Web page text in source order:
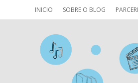
INICIO SOBRE O BLOG